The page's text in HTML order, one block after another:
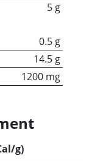
5 g
0.5 g
14.5 g
1200 mg
g)